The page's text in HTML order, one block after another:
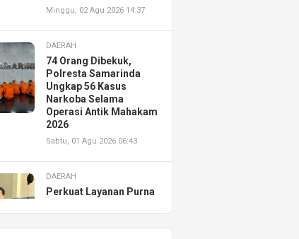
Minggu, 02 Agu 2026 14:37
DAERAH
74 Orang Dibekuk,
Polresta Samarinda
Ungkap 56 Kasus
Narkoba Selama
Operasi Antik Mahakam
2026
Sabtu, 01 Agu 2026 06:43
DAERAH
Perkuat Layanan Purna
Resmikan AHASS